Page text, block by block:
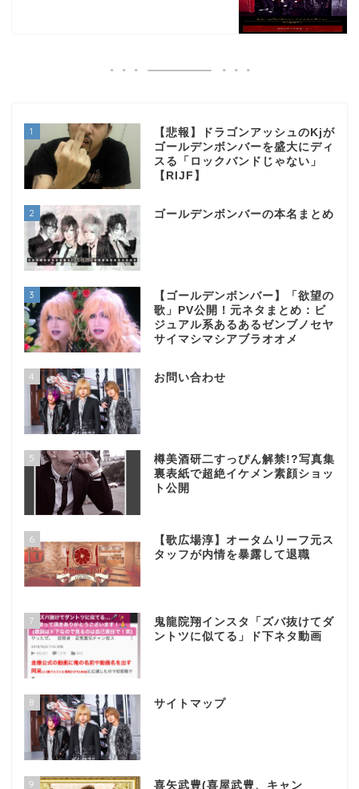
1
【悲報】ドラゴンアッシュのKjが
ゴールデンボンバーを盛大にディ
スる「ロックバンドじゃない」
【RIJF】
2 ゴールデンボンバーの本名まとめ
3
【ゴールデンボンバー】「欲望の
歌」PV公開！元ネタまとめ：ビ
ジュアル系あるあるゼンブノセヤ
サイマシマシアブラオオメ
4 お問い合わせ
5
樽美酒研二すっぴん解禁!?写真集
裏表紙で超絶イケメン素顔ショッ
ト公開
6
【歌広場淳】オータムリーフ元ス
タッフが内情を暴露して退職
7
鬼龍院翔インスタ「ズバ抜けてダ
ントツに似てる」ド下ネタ動画
8 サイトマップ
9 喜矢武豊(喜屋武豊、キャン